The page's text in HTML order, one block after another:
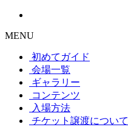
MENU
初めてガイド
会場一覧
ギャラリー
コンテンツ
入場方法
チケット譲渡について